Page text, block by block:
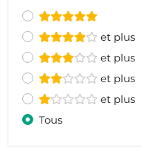
et plus
et plus
et plus
et plus
Tous